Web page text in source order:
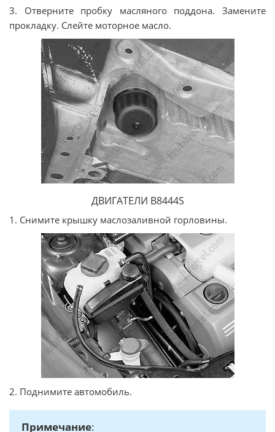
3. Отверните пробку масляного поддона. Замените
прокладку. Слейте моторное масло.
ДВИГАТЕЛИ В8444S
1. Снимите крышку маслозаливной горловины.
2. Поднимите автомобиль.
Примечание: